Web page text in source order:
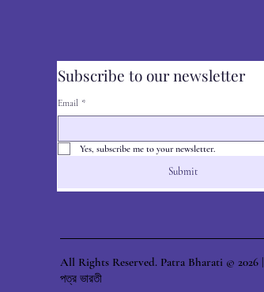
Subscribe to our newsletter
Email *
Yes, subscribe me to your newsletter.
Submit
All Rights Reserved. Patra Bharati © 2026 |
পত্র ভারতী